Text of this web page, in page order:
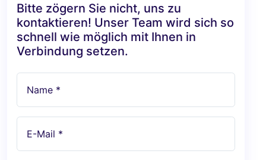
Bitte zögern Sie nicht, uns zu
kontaktieren! Unser Team wird sich so
schnell wie möglich mit Ihnen in
Verbindung setzen.
Name *
E-Mail *